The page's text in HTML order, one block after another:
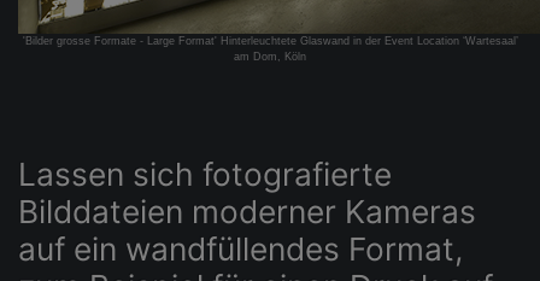
'Bilder grosse Formate - Large Format' Hinterleuchtete Glaswand in der Event Location ‘Wartesaal’
am Dom, Köln
Lassen sich fotografierte
Bilddateien moderner Kameras
auf ein wandfüllendes Format,